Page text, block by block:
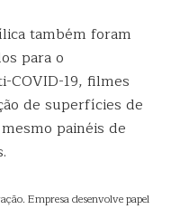
também foram
para o
COVID-19, filmes
de superfícies de
painéis de
Empresa desenvolve papel